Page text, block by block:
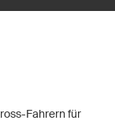
Fahrern für